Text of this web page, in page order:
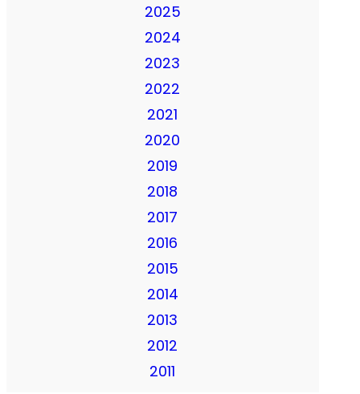
2025
2024
2023
2022
2021
2020
2019
2018
2017
2016
2015
2014
2013
2012
2011